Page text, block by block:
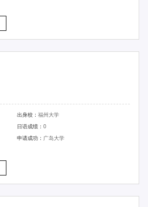
出身校： 福州大学
日语成绩： 0
申请成功： 广岛大学